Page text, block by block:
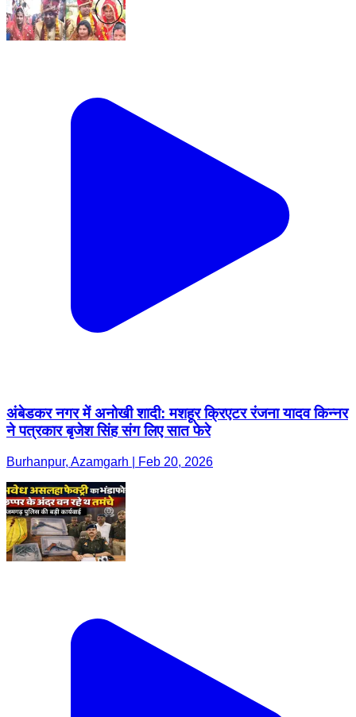
अंबेडकर नगर में अनोखी शादी: मशहूर क्रिएटर रंजना यादव किन्नर
ने पत्रकार बृजेश सिंह संग लिए सात फेरे
Burhanpur, Azamgarh | Feb 20, 2026